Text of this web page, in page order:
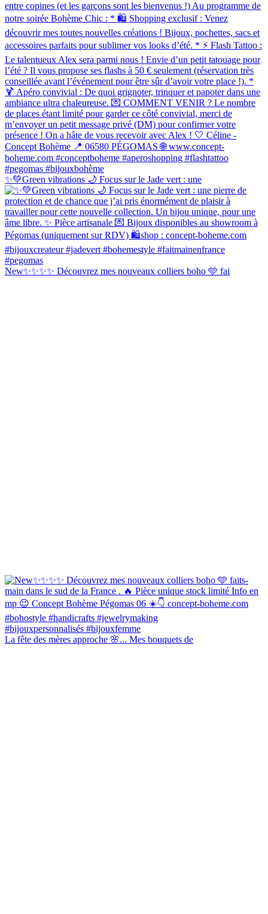
✨💚Green vibrations 🌙 Focus sur le Jade vert : une
New✨✨✨✨ Découvrez mes nouveaux colliers boho 🩵 fai
La fête des mères approche 🌸... Mes bouquets de